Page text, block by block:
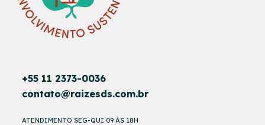
+55 11 2373-0036
contato@raizesds.com.br
ATENDIMENTO SEG-QUI 09 ÀS 18H